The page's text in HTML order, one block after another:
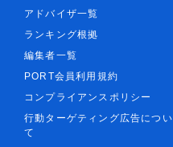
アドバイザ一覧
ランキング根拠
編集者一覧
PORT会員利用規約
コンプライアンスポリシー
行動ターゲティング広告につい
て